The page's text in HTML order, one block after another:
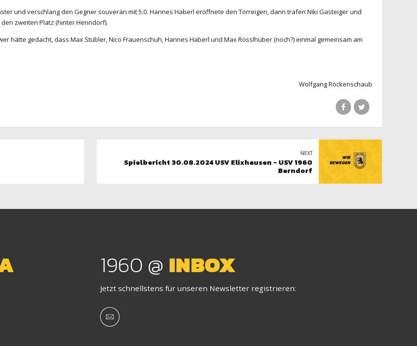
und verschlang den Gegner souverän mit 5:0. Hannes Haberl eröffnete den Torreigen, dann trafen Niki Gasteiger und
zweiten Platz (hinter Henndorf).
hätte gedacht, dass Max Stübler, Nico Frauenschuh, Hannes Haberl und Max Rösslhüber (noch?) einmal gemeinsam am
Wolfgang Rockenschaub
NEXT
Spielbericht 30.08.2024 USV Elixhausen - USV 1960
Berndorf
1960 @ INBOX
Jetzt schnellstens für unseren Newsletter registrieren: